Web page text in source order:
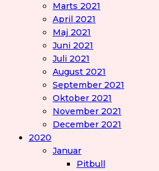
Marts 2021
April 2021
Maj 2021
Juni 2021
Juli 2021
August 2021
September 2021
Oktober 2021
November 2021
December 2021
2020
Januar
Pitbull